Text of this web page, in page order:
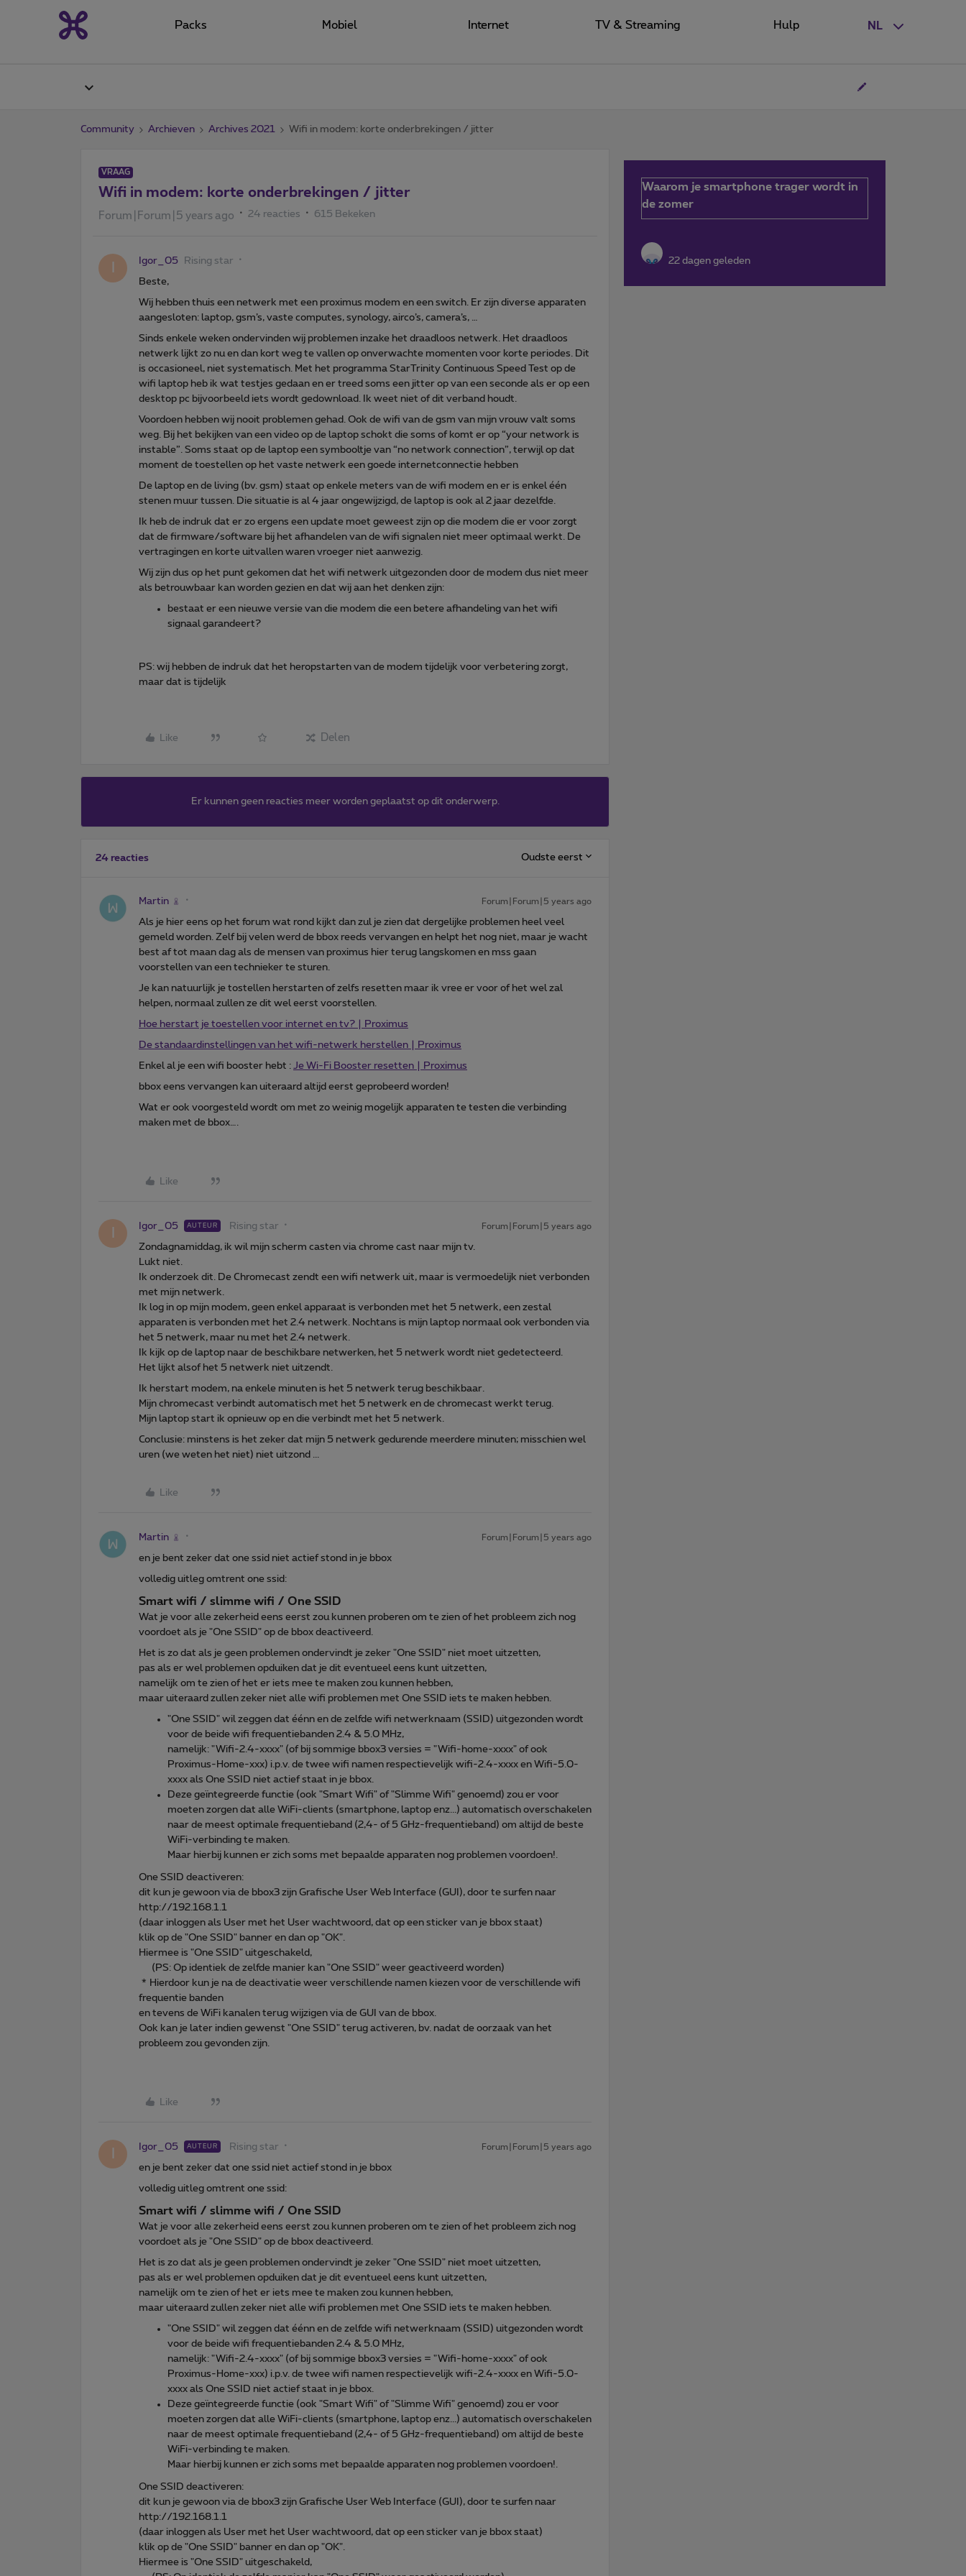
NL
Packs Mobiel Internet TV & Streaming Hulp
Community Archieven Archives 2021 Wifi in modem: korte onderbrekingen / jitter
VRAAG
Wifi in modem: korte onderbrekingen / jitter
Forum|Forum|5 years ago 24 reacties 615 Bekeken
Igor_05 Rising star
Beste,
Wij hebben thuis een netwerk met een proximus modem en een switch. Er zijn diverse apparaten
aangesloten: laptop, gsm’s, vaste computes, synology, airco’s, camera’s, …
Sinds enkele weken ondervinden wij problemen inzake het draadloos netwerk. Het draadloos
netwerk lijkt zo nu en dan kort weg te vallen op onverwachte momenten voor korte periodes. Dit
is occasioneel, niet systematisch. Met het programma StarTrinity Continuous Speed Test op de
wifi laptop heb ik wat testjes gedaan en er treed soms een jitter op van een seconde als er op een
desktop pc bijvoorbeeld iets wordt gedownload. Ik weet niet of dit verband houdt.
Voordoen hebben wij nooit problemen gehad. Ook de wifi van de gsm van mijn vrouw valt soms
weg. Bij het bekijken van een video op de laptop schokt die soms of komt er op “your network is
instable”. Soms staat op de laptop een symbooltje van “no network connection”, terwijl op dat
moment de toestellen op het vaste netwerk een goede internetconnectie hebben
De laptop en de living (bv. gsm) staat op enkele meters van de wifi modem en er is enkel één
stenen muur tussen. Die situatie is al 4 jaar ongewijzigd, de laptop is ook al 2 jaar dezelfde.
Ik heb de indruk dat er zo ergens een update moet geweest zijn op die modem die er voor zorgt
dat de firmware/software bij het afhandelen van de wifi signalen niet meer optimaal werkt. De
vertragingen en korte uitvallen waren vroeger niet aanwezig.
Wij zijn dus op het punt gekomen dat het wifi netwerk uitgezonden door de modem dus niet meer
als betrouwbaar kan worden gezien en dat wij aan het denken zijn:
bestaat er een nieuwe versie van die modem die een betere afhandeling van het wifi
signaal garandeert?
PS: wij hebben de indruk dat het heropstarten van de modem tijdelijk voor verbetering zorgt,
maar dat is tijdelijk
Like Delen
Er kunnen geen reacties meer worden geplaatst op dit onderwerp.
24 reacties Oudste eerst
Martin Forum|Forum|5 years ago
Als je hier eens op het forum wat rond kijkt dan zul je zien dat dergelijke problemen heel veel
gemeld worden. Zelf bij velen werd de bbox reeds vervangen en helpt het nog niet, maar je wacht
best af tot maan dag als de mensen van proximus hier terug langskomen en mss gaan
voorstellen van een technieker te sturen.
Je kan natuurlijk je tostellen herstarten of zelfs resetten maar ik vree er voor of het wel zal
helpen, normaal zullen ze dit wel eerst voorstellen.
Hoe herstart je toestellen voor internet en tv? | Proximus
De standaardinstellingen van het wifi-netwerk herstellen | Proximus
Enkel al je een wifi booster hebt : Je Wi-Fi Booster resetten | Proximus
bbox eens vervangen kan uiteraard altijd eerst geprobeerd worden!
Wat er ook voorgesteld wordt om met zo weinig mogelijk apparaten te testen die verbinding
maken met de bbox….
Like
Igor_05 AUTEUR Rising star Forum|Forum|5 years ago
Zondagnamiddag, ik wil mijn scherm casten via chrome cast naar mijn tv.
Lukt niet.
Ik onderzoek dit. De Chromecast zendt een wifi netwerk uit, maar is vermoedelijk niet verbonden
met mijn netwerk.
Ik log in op mijn modem, geen enkel apparaat is verbonden met het 5 netwerk, een zestal
apparaten is verbonden met het 2.4 netwerk. Nochtans is mijn laptop normaal ook verbonden via
het 5 netwerk, maar nu met het 2.4 netwerk.
Ik kijk op de laptop naar de beschikbare netwerken, het 5 netwerk wordt niet gedetecteerd.
Het lijkt alsof het 5 netwerk niet uitzendt.
Ik herstart modem, na enkele minuten is het 5 netwerk terug beschikbaar.
Mijn chromecast verbindt automatisch met het 5 netwerk en de chromecast werkt terug.
Mijn laptop start ik opnieuw op en die verbindt met het 5 netwerk.
Conclusie: minstens is het zeker dat mijn 5 netwerk gedurende meerdere minuten; misschien wel
uren (we weten het niet) niet uitzond ...
Like
Martin Forum|Forum|5 years ago
en je bent zeker dat one ssid niet actief stond in je bbox
volledig uitleg omtrent one ssid:
Smart wifi / slimme wifi / One SSID
Wat je voor alle zekerheid eens eerst zou kunnen proberen om te zien of het probleem zich nog
voordoet als je "One SSID" op de bbox deactiveerd.
Het is zo dat als je geen problemen ondervindt je zeker "One SSID" niet moet uitzetten,
pas als er wel problemen opduiken dat je dit eventueel eens kunt uitzetten,
namelijk om te zien of het er iets mee te maken zou kunnen hebben,
maar uiteraard zullen zeker niet alle wifi problemen met One SSID iets te maken hebben.
"One SSID" wil zeggen dat éénn en de zelfde wifi netwerknaam (SSID) uitgezonden wordt
voor de beide wifi frequentiebanden 2.4 & 5.0 MHz,
namelijk: "Wifi-2.4-xxxx" (of bij sommige bbox3 versies = "Wifi-home-xxxx" of ook
Proximus-Home-xxx) i.p.v. de twee wifi namen respectievelijk wifi-2.4-xxxx en Wifi-5.0-
xxxx als One SSID niet actief staat in je bbox.
Deze geïntegreerde functie (ook "Smart Wifi" of "Slimme Wifi" genoemd) zou er voor
moeten zorgen dat alle WiFi-clients (smartphone, laptop enz...) automatisch overschakelen
naar de meest optimale frequentieband (2,4- of 5 GHz-frequentieband) om altijd de beste
WiFi-verbinding te maken.
Maar hierbij kunnen er zich soms met bepaalde apparaten nog problemen voordoen!.
One SSID deactiveren:
dit kun je gewoon via de bbox3 zijn Grafische User Web Interface (GUI), door te surfen naar
http://192.168.1.1
(daar inloggen als User met het User wachtwoord, dat op een sticker van je bbox staat)
klik op de "One SSID" banner en dan op "OK".
Hiermee is "One SSID" uitgeschakeld,
(PS: Op identiek de zelfde manier kan "One SSID" weer geactiveerd worden)
* Hierdoor kun je na de deactivatie weer verschillende namen kiezen voor de verschillende wifi
frequentie banden
en tevens de WiFi kanalen terug wijzigen via de GUI van de bbox.
Ook kan je later indien gewenst "One SSID" terug activeren, bv. nadat de oorzaak van het
probleem zou gevonden zijn.
Like
Igor_05 AUTEUR Rising star Forum|Forum|5 years ago
en je bent zeker dat one ssid niet actief stond in je bbox
volledig uitleg omtrent one ssid:
Smart wifi / slimme wifi / One SSID
Wat je voor alle zekerheid eens eerst zou kunnen proberen om te zien of het probleem zich nog
voordoet als je "One SSID" op de bbox deactiveerd.
Het is zo dat als je geen problemen ondervindt je zeker "One SSID" niet moet uitzetten,
pas als er wel problemen opduiken dat je dit eventueel eens kunt uitzetten,
namelijk om te zien of het er iets mee te maken zou kunnen hebben,
maar uiteraard zullen zeker niet alle wifi problemen met One SSID iets te maken hebben.
"One SSID" wil zeggen dat éénn en de zelfde wifi netwerknaam (SSID) uitgezonden wordt
voor de beide wifi frequentiebanden 2.4 & 5.0 MHz,
namelijk: "Wifi-2.4-xxxx" (of bij sommige bbox3 versies = "Wifi-home-xxxx" of ook
Proximus-Home-xxx) i.p.v. de twee wifi namen respectievelijk wifi-2.4-xxxx en Wifi-5.0-
xxxx als One SSID niet actief staat in je bbox.
Deze geïntegreerde functie (ook "Smart Wifi" of "Slimme Wifi" genoemd) zou er voor
moeten zorgen dat alle WiFi-clients (smartphone, laptop enz...) automatisch overschakelen
naar de meest optimale frequentieband (2,4- of 5 GHz-frequentieband) om altijd de beste
WiFi-verbinding te maken.
Maar hierbij kunnen er zich soms met bepaalde apparaten nog problemen voordoen!.
One SSID deactiveren:
dit kun je gewoon via de bbox3 zijn Grafische User Web Interface (GUI), door te surfen naar
http://192.168.1.1
(daar inloggen als User met het User wachtwoord, dat op een sticker van je bbox staat)
klik op de "One SSID" banner en dan op "OK".
Hiermee is "One SSID" uitgeschakeld,
Waarom je smartphone trager wordt in
de zomer
22 dagen geleden